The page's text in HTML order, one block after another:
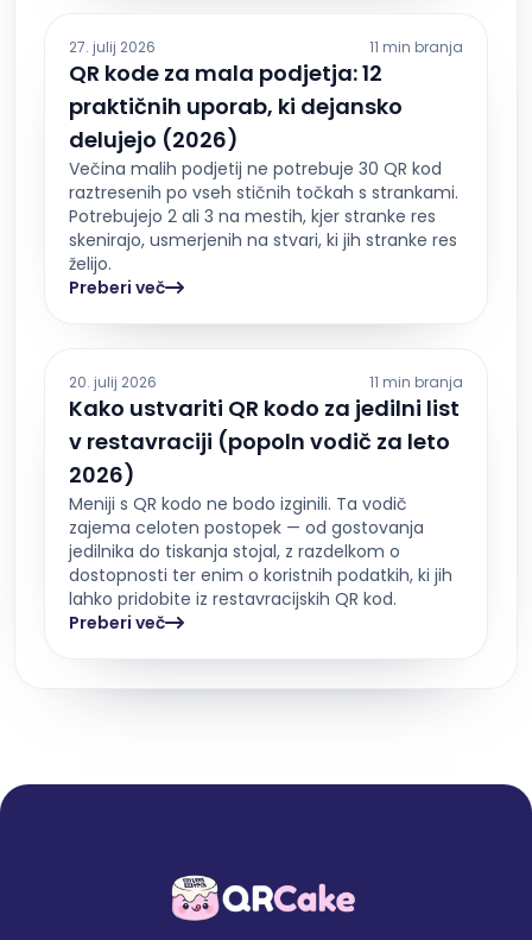
27. julij 2026 11 min branja
QR kode za mala podjetja: 12
praktičnih uporab, ki dejansko
delujejo (2026)
Večina malih podjetij ne potrebuje 30 QR kod
raztresenih po vseh stičnih točkah s strankami.
Potrebujejo 2 ali 3 na mestih, kjer stranke res
skenirajo, usmerjenih na stvari, ki jih stranke res
želijo.
Preberi več
20. julij 2026 11 min branja
Kako ustvariti QR kodo za jedilni list
v restavraciji (popoln vodič za leto
2026)
Meniji s QR kodo ne bodo izginili. Ta vodič
zajema celoten postopek — od gostovanja
jedilnika do tiskanja stojal, z razdelkom o
dostopnosti ter enim o koristnih podatkih, ki jih
lahko pridobite iz restavracijskih QR kod.
Preberi več